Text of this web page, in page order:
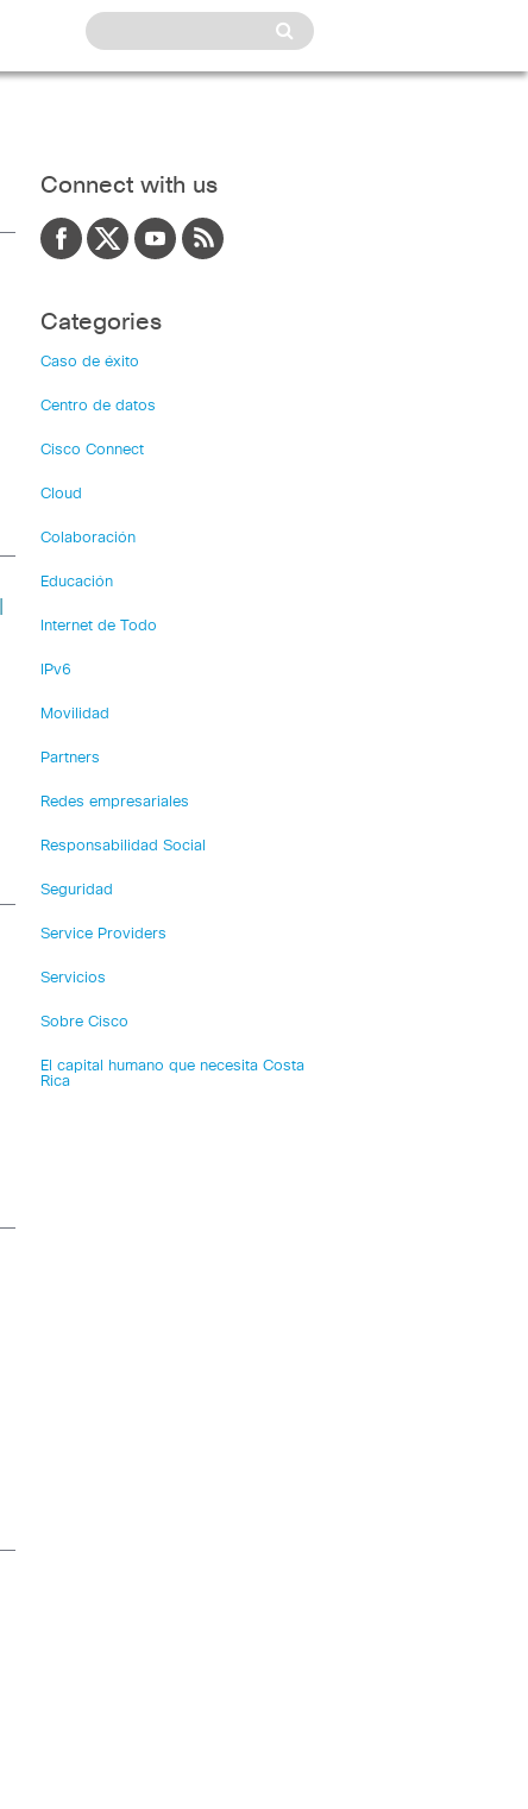
Connect with us
Categories
Caso de éxito
Centro de datos
Cisco Connect
Cloud
Colaboración
Educación
Internet de Todo
IPv6
Movilidad
Partners
Redes empresariales
Responsabilidad Social
Seguridad
Service Providers
Servicios
Sobre Cisco
El capital humano que necesita Costa
Rica